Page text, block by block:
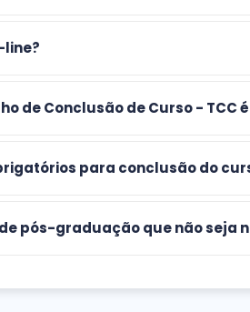
line?
de Conclusão de Curso - TCC
para conclusão do
pós-graduação que não seja